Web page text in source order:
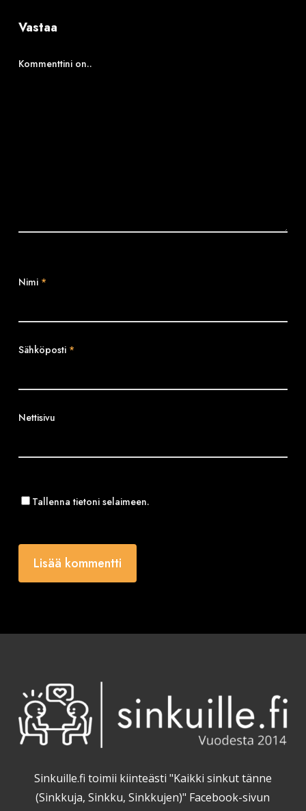
Vastaa
Kommenttini on..
Nimi *
Sähköposti *
Nettisivu
Tallenna tietoni selaimeen.
Sinkuille.fi toimii kiinteästi "Kaikki sinkut tänne
(Sinkkuja, Sinkku, Sinkkujen)" Facebook-sivun